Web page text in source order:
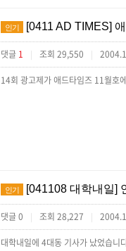
인기 [0411 AD TIMES]
댓글 1 | 조회 29,550 |
14회 광고제가 애드타임즈 11월호
인기 [041108 대학내일]
댓글 0 | 조회 28,227 |
대학내일에 4대동 기사가 났었습니